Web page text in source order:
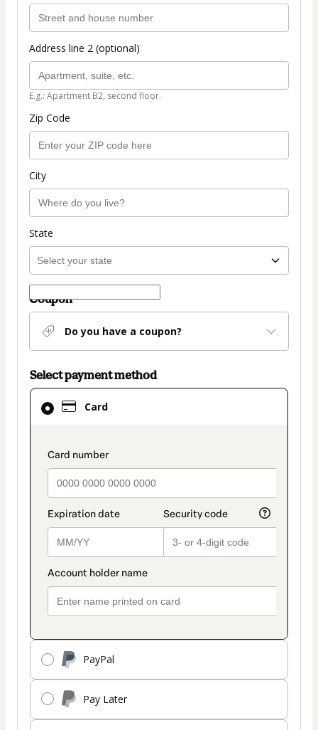
Address line 2 (optional)
E.g.: Apartment B2, second floor.
Zip Code
City
State
Coupon
Do you have a coupon?
Select payment method
Card
payment_data.section_title_v2
PayPal
Pay Later
Card
selected
method